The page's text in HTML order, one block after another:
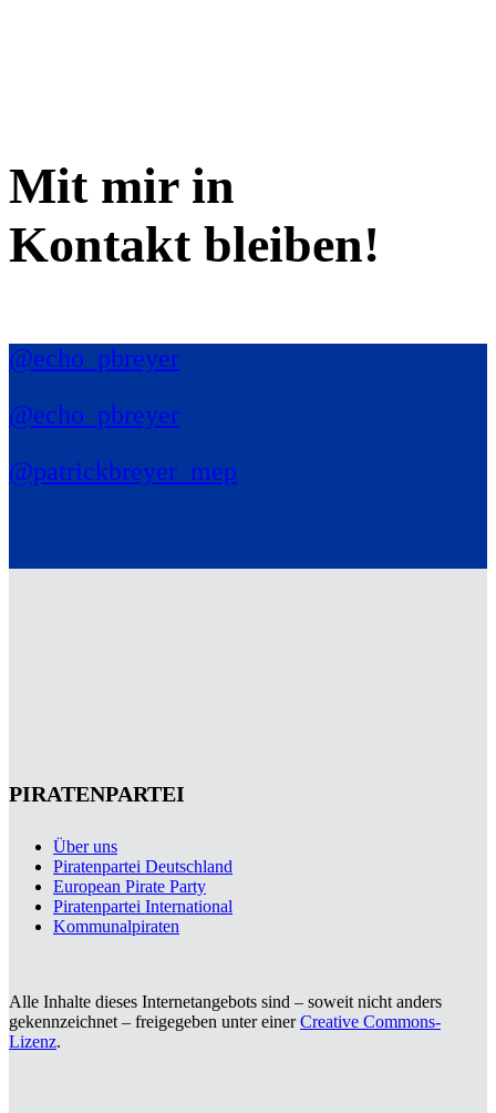
Mit mir in
Kontakt bleiben!
@echo_pbreyer
@echo_pbreyer
@patrickbreyer_mep
PIRATENPARTEI
Über uns
Piratenpartei Deutschland
European Pirate Party
Piratenpartei International
Kommunalpiraten
Alle Inhalte dieses Internetangebots sind – soweit nicht anders
gekennzeichnet – freigegeben unter einerCreative Commons-
Lizenz.